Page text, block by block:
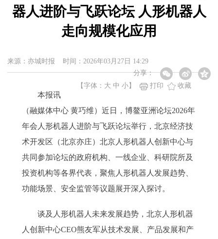
器人进阶与飞跃论坛 人形机器人
走向规模化应用
来源：亦城时报 时间：2026年03月27日 14:29
分享：
【字体： 大 中 小 】 打印 收藏
本报讯
（融媒体中心 黄巧维）近日，博鳌亚洲论坛2026年
年会人形机器人进阶与飞跃论坛举行，北京经济技
术开发区（北京亦庄）北京人形机器人创新中心与
共同参加论坛的政府机构、一线企业、科研院所及
投资机构等各界代表，聚焦人形机器人发展趋势、
功能场景、安全监管等议题展开深入探讨。
谈及人形机器人未来发展趋势，北京人形机器
人创新中心CEO熊友军从技术发展、产品发展和产